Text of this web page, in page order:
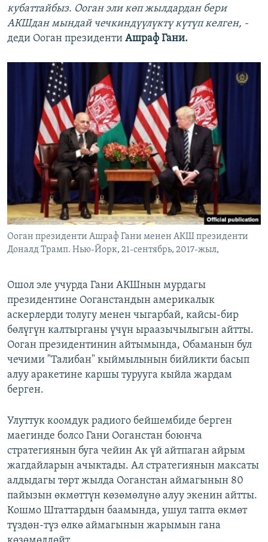
кубаттайбыз. Ооган эли көп жылдардан бери
АКШдан мындай чечкиндүүлүктү күтүп келген, -
деди Ооган президенти Ашраф Гани.
Ооган президенти Ашраф Гани менен АКШ президенти
Доналд Трамп. Нью-Йорк, 21-сентябрь, 2017-жыл,
Ошол эле учурда Гани АКШнын мурдагы
президентине Ооганстандын америкалык
аскерлерди толугу менен чыгарбай, кайсы-бир
бөлүгүн калтырганы үчүн ыраазычылыгын айтты.
Ооган президентинин айтымында, Обаманын бул
чечими "Талибан" кыймылынын бийликти басып
алуу аракетине каршы турууга кыйла жардам
берген.
Улуттук коомдук радиого бейшембиде берген
маегинде болсо Гани Ооганстан боюнча
стратегиянын буга чейин Ак үй айтпаган айрым
жагдайларын ачыктады. Ал стратегиянын максаты
алдыдагы төрт жылда Ооганстан аймагынын 80
пайызын өкмөттүн көзөмөлүнө алуу экенин айтты.
Кошмо Штаттардын баамында, ушул тапта өкмөт
түздөн-түз өлкө аймагынын жарымын гана